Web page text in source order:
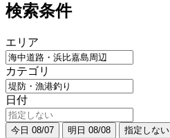
検索条件
エリア
カテゴリ
日付
今日 08/07 明日 08/08 指定しない